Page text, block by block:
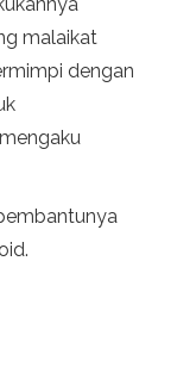
malaikat
dengan